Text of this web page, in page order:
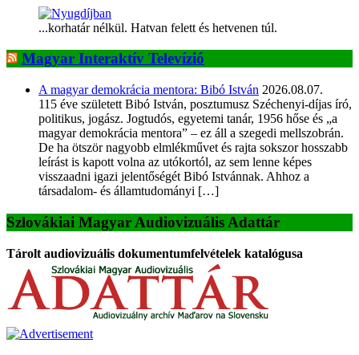
...korhatár nélkül. Hatvan felett és hetvenen túl.
Magyar Interaktív Televízió
A magyar demokrácia mentora: Bibó István 2026.08.07.
115 éve született Bibó István, posztumusz Széchenyi-díjas író,
politikus, jogász. Jogtudós, egyetemi tanár, 1956 hőse és „a
magyar demokrácia mentora” – ez áll a szegedi mellszobrán.
De ha ötször nagyobb elmlékművet és rajta sokszor hosszabb
leírást is kapott volna az utókortól, az sem lenne képes
visszaadni igazi jelentőségét Bibó Istvánnak. Ahhoz a
társadalom- és államtudományi […]
Szlovákiai Magyar Audiovizuális Adattár
Tárolt audiovizuális dokumentumfelvételek katalógusa